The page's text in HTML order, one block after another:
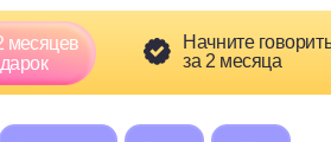
Начните говорить
за 2 месяца
01
8 (800)